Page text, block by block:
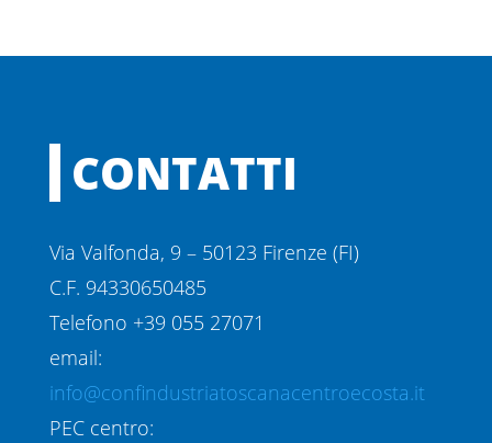
CONTATTI
Via Valfonda, 9 – 50123 Firenze (FI)
C.F. 94330650485
Telefono +39 055 27071
email:
info@confindustriatoscanacentroecosta.it
PEC centro: